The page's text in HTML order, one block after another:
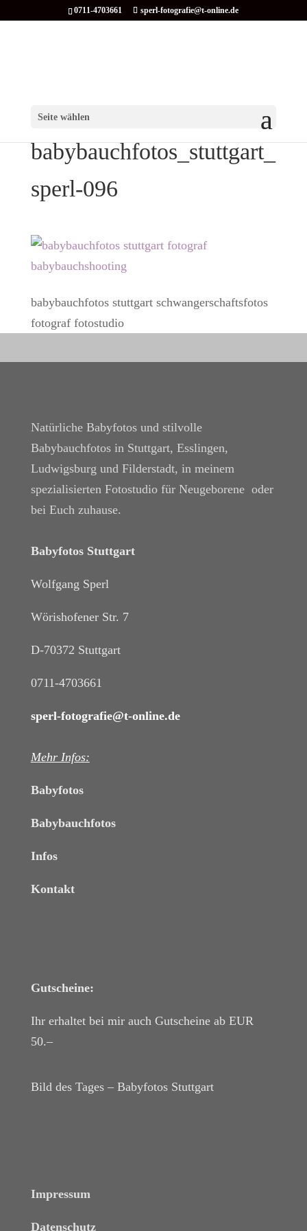
0711-4703661 sperl-fotografie@t-online.de
Seite wählen
babybauchfotos_stuttgart_
sperl-096
babybauchfotos stuttgart schwangerschaftsfotos
fotograf fotostudio
Natürliche Babyfotos und stilvolle
Babybauchfotos in Stuttgart, Esslingen,
Ludwigsburg und Filderstadt, in meinem
spezialisierten Fotostudio für Neugeborene oder
bei Euch zuhause.
Babyfotos Stuttgart
Wolfgang Sperl
Wörishofener Str. 7
D-70372 Stuttgart
0711-4703661
sperl-fotografie@t-online.de
Mehr Infos:
Babyfotos
Babybauchfotos
Infos
Kontakt
Gutscheine:
Ihr erhaltet bei mir auch Gutscheine ab EUR
50.–
Bild des Tages – BabyfotosStuttgart
Impressum
Datenschutz